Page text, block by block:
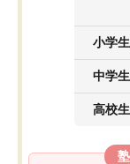
小学生
中学生
高校生